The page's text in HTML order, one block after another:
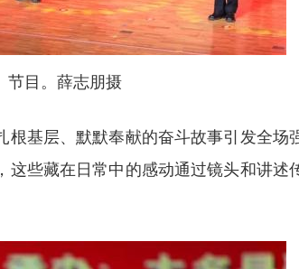
目。薛志朋摄
基层、默默奉献的奋斗故事引发全场
些藏在日常中的感动通过镜头和讲述